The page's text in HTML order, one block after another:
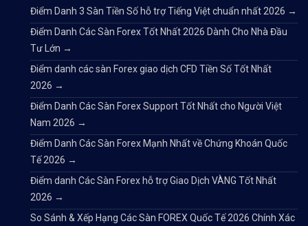
Điểm Danh 3 Sàn Tiền Số hỗ trợ Tiếng Việt chuẩn nhất 2026 →
Điểm Danh Các Sàn Forex Tốt Nhất 2026 Dành Cho Nhà Đầu
Tư Lớn →
Điểm danh các sàn Forex giao dịch CFD Tiền Số Tốt Nhất
2026 →
Điểm Danh Các Sàn Forex Support Tốt Nhất cho Người Việt
Nam 2026 →
Điểm Danh Các Sàn Forex Mạnh Nhất về Chứng Khoán Quốc
Tế 2026 →
Điểm danh Các Sàn Forex hỗ trợ Giao Dịch VÀNG Tốt Nhất
2026 →
So Sánh & Xếp Hạng Các Sàn FOREX Quốc Tế 2026 Chính Xác